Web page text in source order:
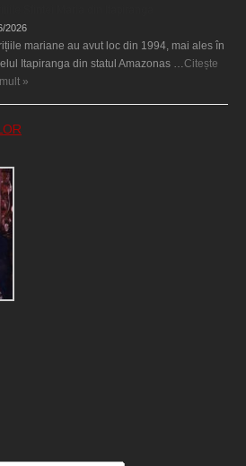
2026
mariane au avut loc din 1994, mai ales în
Itapiranga din statul Amazonas …Citește
»